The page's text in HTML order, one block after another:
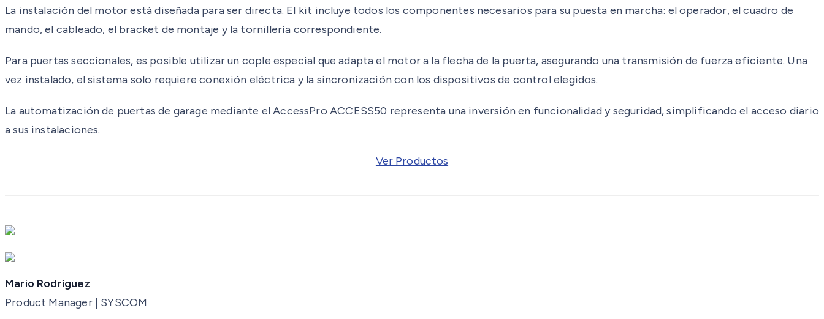
La instalación del motor está diseñada para ser directa. El kit incluye todos los componentes necesarios para su puesta en marcha: el operador, el cuadro de
mando, el cableado, el bracket de montaje y la tornillería correspondiente.
Para puertas seccionales, es posible utilizar un cople especial que adapta el motor a la flecha de la puerta, asegurando una transmisión de fuerza eficiente. Una
vez instalado, el sistema solo requiere conexión eléctrica y la sincronización con los dispositivos de control elegidos.
La automatización de puertas de garage mediante el AccessPro ACCESS50 representa una inversión en funcionalidad y seguridad, simplificando el acceso diario
a sus instalaciones.
Ver Productos
Mario Rodríguez
Product Manager | SYSCOM